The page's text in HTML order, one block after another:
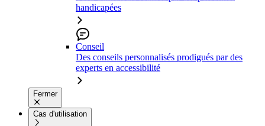
handicapées
Conseil
Des conseils personnalisés prodigués par des
experts en accessibilité
Fermer
Cas d'utilisation